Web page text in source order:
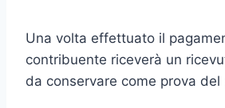
Una volta effettuato il
contribuente riceverà un
da conservare come prova del